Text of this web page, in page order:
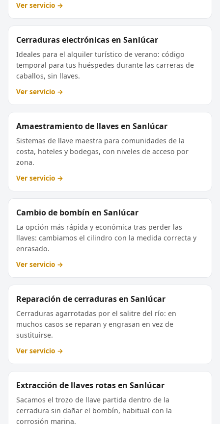
Ver servicio →
Cerraduras electrónicas en Sanlúcar
Ideales para el alquiler turístico de verano: código
temporal para tus huéspedes durante las carreras de
caballos, sin llaves.
Ver servicio →
Amaestramiento de llaves en Sanlúcar
Sistemas de llave maestra para comunidades de la
costa, hoteles y bodegas, con niveles de acceso por
zona.
Ver servicio →
Cambio de bombín en Sanlúcar
La opción más rápida y económica tras perder las
llaves: cambiamos el cilindro con la medida correcta y
enrasado.
Ver servicio →
Reparación de cerraduras en Sanlúcar
Cerraduras agarrotadas por el salitre del río: en
muchos casos se reparan y engrasan en vez de
sustituirse.
Ver servicio →
Extracción de llaves rotas en Sanlúcar
Sacamos el trozo de llave partida dentro de la
cerradura sin dañar el bombín, habitual con la
corrosión marina.